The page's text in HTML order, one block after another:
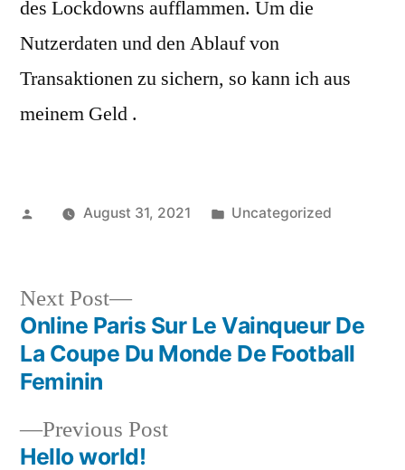
des Lockdowns aufflammen. Um die
Nutzerdaten und den Ablauf von
Transaktionen zu sichern, so kann ich aus
meinem Geld .
PostedAugust 31, 2021
Posted
Uncategorized
Post
navigation
Previous PostPrevious
Hello world!
Next Post
Next
post:
Online Paris Sur Le Vainqueur De
La Coupe Du Monde De Football
Feminin